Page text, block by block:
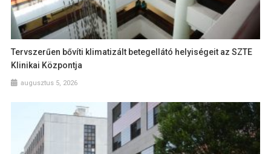
Tervszerűen bővíti klimatizált betegellátó helyiségeit az SZTE
Klinikai Központja
augusztus 5, 2026